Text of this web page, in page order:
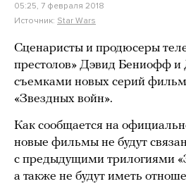
05:25, 7 февраля 2018
Источник: Star Wars
Сценаристы и продюсеры
престолов» Дэвид Бениофф и
съемками новых серий
«Звездных войн».
Как сообщается на
новые фильмы не будут
с предыдущими трилогиями
а также не будут иметь